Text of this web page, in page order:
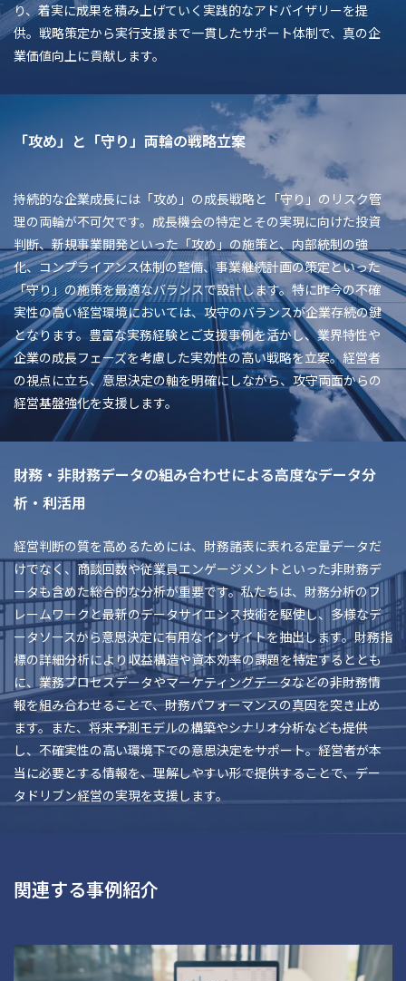
り、着実に成果を積み上げていく実践的なアドバイザリーを提
供。戦略策定から実行支援まで一貫したサポート体制で、真の企
業価値向上に貢献します。
「攻め」と「守り」両輪の戦略立案
持続的な企業成長には「攻め」の成長戦略と「守り」のリスク管
理の両輪が不可欠です。成長機会の特定とその実現に向けた投資
判断、新規事業開発といった「攻め」の施策と、内部統制の強
化、コンプライアンス体制の整備、事業継続計画の策定といった
「守り」の施策を最適なバランスで設計します。特に昨今の不確
実性の高い経営環境においては、攻守のバランスが企業存続の鍵
となります。豊富な実務経験とご支援事例を活かし、業界特性や
企業の成長フェーズを考慮した実効性の高い戦略を立案。経営者
の視点に立ち、意思決定の軸を明確にしながら、攻守両面からの
経営基盤強化を支援します。
財務・非財務データの組み合わせによる高度なデータ分
析・利活用
経営判断の質を高めるためには、財務諸表に表れる定量データだ
けでなく、商談回数や従業員エンゲージメントといった非財務デ
ータも含めた総合的な分析が重要です。私たちは、財務分析のフ
レームワークと最新のデータサイエンス技術を駆使し、多様なデ
ータソースから意思決定に有用なインサイトを抽出します。財務指
標の詳細分析により収益構造や資本効率の課題を特定するととも
に、業務プロセスデータやマーケティングデータなどの非財務情
報を組み合わせることで、財務パフォーマンスの真因を突き止め
ます。また、将来予測モデルの構築やシナリオ分析なども提供
し、不確実性の高い環境下での意思決定をサポート。経営者が本
当に必要とする情報を、理解しやすい形で提供することで、デー
タドリブン経営の実現を支援します。
関連する事例紹介